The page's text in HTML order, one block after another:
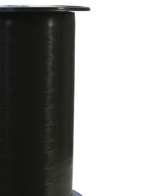
COLLECTIONS